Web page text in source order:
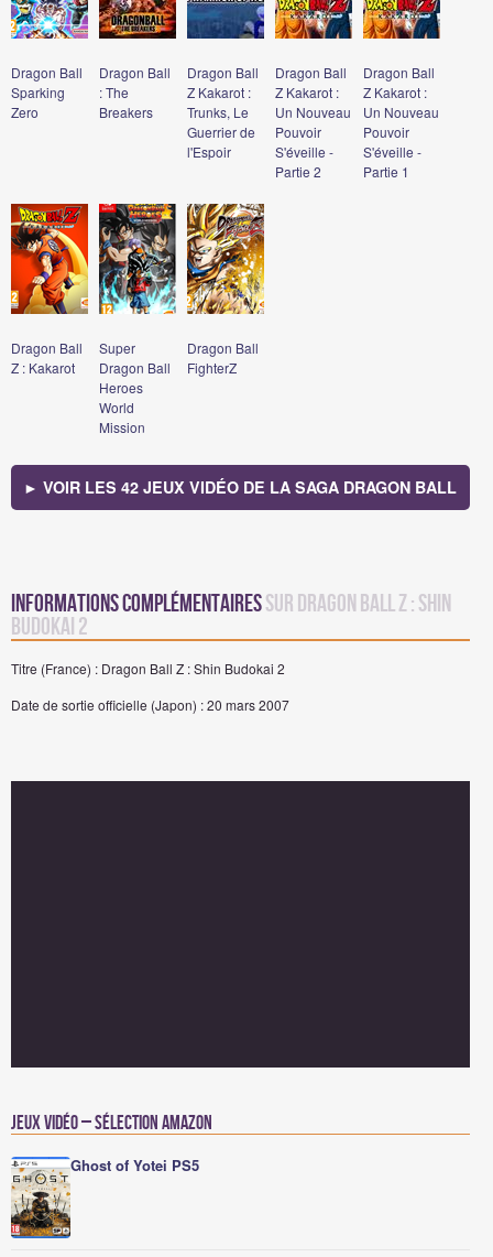
Dragon Ball
Sparking
Zero
Dragon Ball
: The
Breakers
Dragon Ball
Z Kakarot :
Trunks, Le
Guerrier de
l'Espoir
Dragon Ball
Z Kakarot :
Un Nouveau
Pouvoir
S'éveille -
Partie 2
Dragon Ball
Z Kakarot :
Un Nouveau
Pouvoir
S'éveille -
Partie 1
Dragon Ball
Z : Kakarot
Super
Dragon Ball
Heroes
World
Mission
Dragon Ball
FighterZ
► VOIR LES 42 JEUX VIDÉO DE LA SAGA DRAGON BALL
Informations complémentairessur Dragon Ball Z : Shin
Budokai 2
Titre (France) : Dragon Ball Z : Shin Budokai 2
Date de sortie officielle (Japon) : 20 mars 2007
Jeux vidéo – Sélection Amazon
Ghost of Yotei PS5